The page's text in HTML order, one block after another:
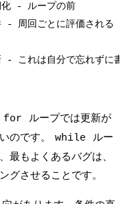
ループの前
ごとに評価される
これは自分で忘れずに書く
for
ループでは更新が
のです。
while
ルー
最もよくあるバグは、
グさせることです。